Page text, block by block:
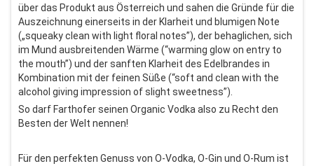
über das Produkt aus Österreich und sahen die Gründe für die
Auszeichnung einerseits in der Klarheit und blumigen Note
(„squeaky clean with light floral notes”), der behaglichen, sich
im Mund ausbreitenden Wärme (“warming glow on entry to
the mouth”) und der sanften Klarheit des Edelbrandes in
Kombination mit der feinen Süße (“soft and clean with the
alcohol giving impression of slight sweetness”).
So darf Farthofer seinen Organic Vodka also zu Recht den
Besten der Welt nennen!
Für den perfekten Genuss von O-Vodka, O-Gin und O-Rum ist